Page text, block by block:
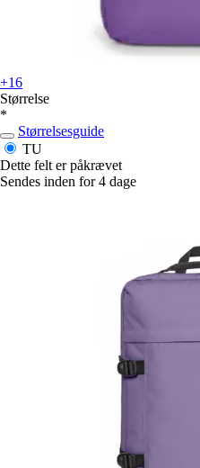
+16
Størrelse
*
Størrelsesguide
TU
Dette felt er påkrævet
Sendes inden for 4 dage